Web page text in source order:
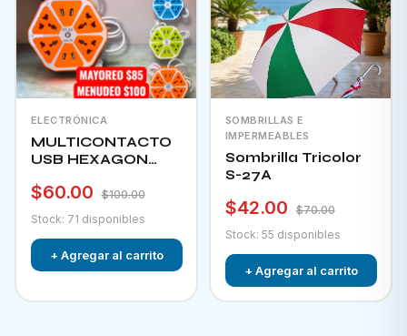
ELECTRÓNICA
MULTICONTACTO
USB HEXAGON
$60.00
$100.00
Stock: 71 disponibles
+ Agregar al carrito
SOMBRILLAS E
IMPERMEABLES
Sombrilla Tricolor
S-27A
$42.00
$70.00
Stock: 55 disponibles
+ Agregar al carrito